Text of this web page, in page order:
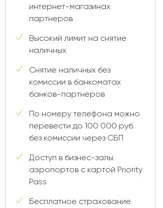
интернет-магазинах
партнеров
Высокий лимит на снятие
наличных
Снятие наличных без
комиссии в банкоматах
банков-партнеров
По номеру телефона можно
перевести до 100 000 руб.
без комиссии через СБП
Доступ в бизнес-залы
аэропортов с картой Priority
Pass
Бесплатное страхование